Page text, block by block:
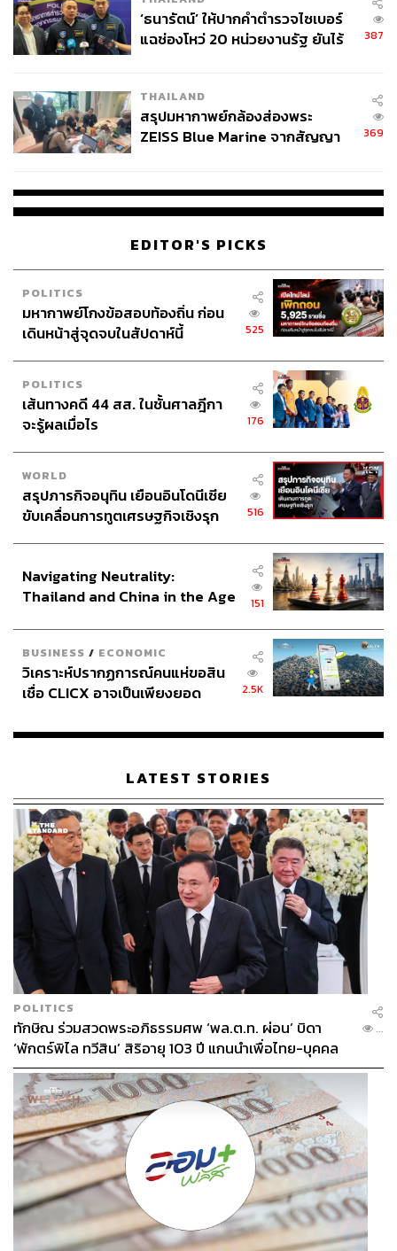
‘ธนารัตน์’ ให้ปากคำตำรวจไซเบอร์
แฉช่องโหว่ 20 หน่วยงานรัฐ ยันไร้
387
THAILAND
สรุปมหากาพย์กล้องส่องพระ
ZEISS Blue Marine จากสัญญา
จ่ายหนี้-แอบระบุแบรนด์
369
EDITOR'S PICKS
POLITICS
มหากาพย์โกงข้อสอบท้องถิ่น ก่อน
เดินหน้าสู่จุดจบในสัปดาห์นี้
525
POLITICS
เส้นทางคดี 44 สส. ในชั้นศาลฎีกา
จะรู้ผลเมื่อไร
176
WORLD
สรุปภารกิจอนุทิน เยือนอินโดนีเซีย
ขับเคลื่อนการทูตเศรษฐกิจเชิงรุก
516
Navigating Neutrality:
Thailand and China in the Age
151
BUSINESS / ECONOMIC
วิเคราะห์ปรากฏการณ์คนแห่ขอสิน
เชื่อ CLICX อาจเป็นเพียงยอด
เรือนไทยที่ถูกซุกไว้
2.5K
LATEST STORIES
POLITICS
ทักษิณ ร่วมสวดพระอภิธรรมศพ ‘พล.ต.ท. ผ่อน’ บิดา
‘พักตร์พิไล ทวีสิน’ สิริอายุ 103 ปี แกนนำเพื่อไทย-บุคคล
หลากวงการร่วมอาลัย
...